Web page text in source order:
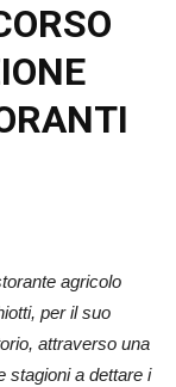
agricolo
per il suo
attraverso una
stagioni a dettare i